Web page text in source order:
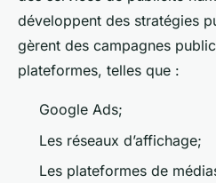
développent des stratégies
gèrent des campagnes
plateformes, telles que :
Google Ads;
Les réseaux d’affichage;
Les plateformes de